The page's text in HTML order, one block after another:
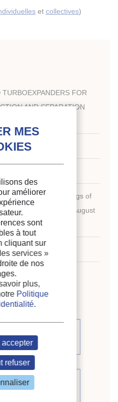
et collectives)
TURBOEXPANDERS FOR
AND SEPARATION
1511
refrigeration. Proceedings of
of Refrigeration, August
Canada.
rendu (391)
rendu de la
des
améliorer
sont
à tout
cliquant sur
services »
de nos
plus,
Politique
.
accepter
refuser